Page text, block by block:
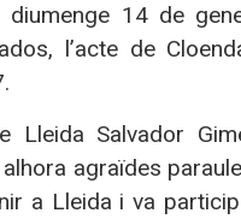
14 de
l’acte de
Lleida Salvador
agraïdes
a Lleida i va